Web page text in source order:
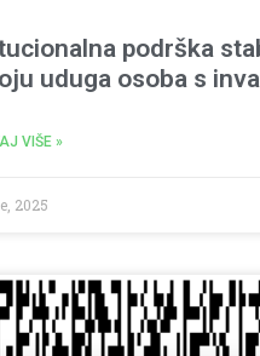
podrška
uduga osoba s
VIŠE »
2025